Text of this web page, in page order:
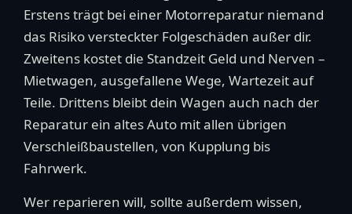
Erstens trägt bei einer Motorreparatur niemand
das Risiko versteckter Folgeschäden außer dir.
Zweitens kostet die Standzeit Geld und Nerven –
Mietwagen, ausgefallene Wege, Wartezeit auf
Teile. Drittens bleibt dein Wagen auch nach der
Reparatur ein altes Auto mit allen übrigen
Verschleißbaustellen, von Kupplung bis
Fahrwerk.
Wer reparieren will, sollte außerdem wissen,